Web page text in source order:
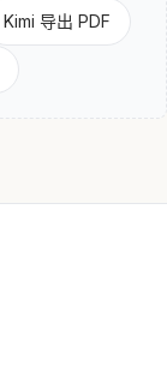
Kimi 导出 PDF